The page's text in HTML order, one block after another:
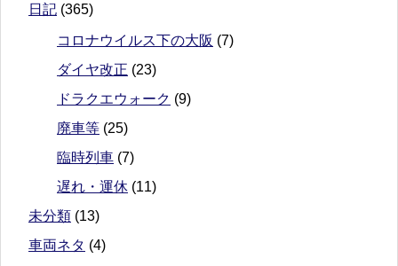
日記 (365)
コロナウイルス下の大阪 (7)
ダイヤ改正 (23)
ドラクエウォーク (9)
廃車等 (25)
臨時列車 (7)
遅れ・運休 (11)
未分類 (13)
車両ネタ (4)